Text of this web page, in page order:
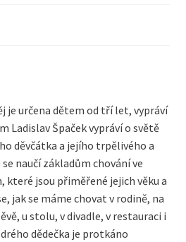
je určena dětem od tří let, vypráví
Ladislav Špaček vypráví o světě
děvčátka a jejího trpělivého a
naučí základům chování ve
které jsou přiměřené jejich věku a
jak se máme chovat v rodině, na
u stolu, v divadle, v restauraci i
dědečka je protkáno